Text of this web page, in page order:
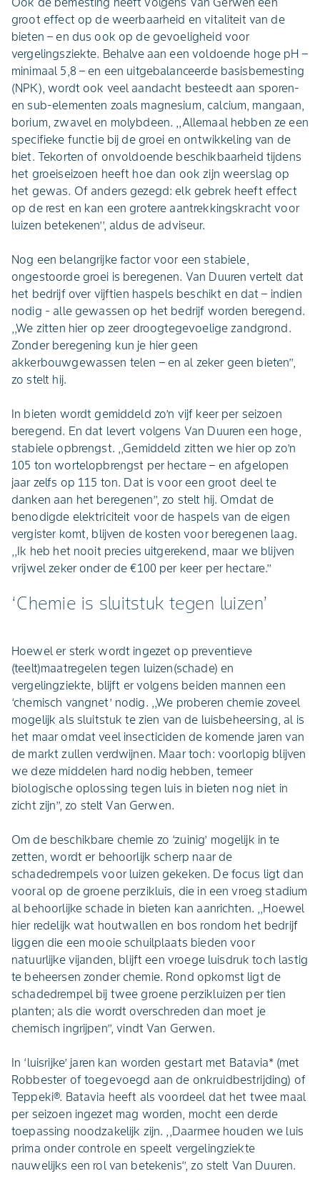
groot effect op de weerbaarheid en vitaliteit van de
bieten – en dus ook op de gevoeligheid voor
vergelingsziekte. Behalve aan een voldoende hoge pH –
minimaal 5,8 – en een uitgebalanceerde basisbemesting
(NPK), wordt ook veel aandacht besteedt aan sporen-
en sub-elementen zoals magnesium, calcium, mangaan,
borium, zwavel en molybdeen. ,,Allemaal hebben ze een
specifieke functie bij de groei en ontwikkeling van de
biet. Tekorten of onvoldoende beschikbaarheid tijdens
het groeiseizoen heeft hoe dan ook zijn weerslag op
het gewas. Of anders gezegd: elk gebrek heeft effect
op de rest en kan een grotere aantrekkingskracht voor
luizen betekenen’’, aldus de adviseur.
Nog een belangrijke factor voor een stabiele,
ongestoorde groei is beregenen. Van Duuren vertelt dat
het bedrijf over vijftien haspels beschikt en dat – indien
nodig - alle gewassen op het bedrijf worden beregend.
,,We zitten hier op zeer droogtegevoelige zandgrond.
Zonder beregening kun je hier geen
akkerbouwgewassen telen – en al zeker geen bieten’’,
zo stelt hij.
In bieten wordt gemiddeld zo’n vijf keer per seizoen
beregend. En dat levert volgens Van Duuren een hoge,
stabiele opbrengst. ,,Gemiddeld zitten we hier op zo’n
105 ton wortelopbrengst per hectare – en afgelopen
jaar zelfs op 115 ton. Dat is voor een groot deel te
danken aan het beregenen’’, zo stelt hij. Omdat de
benodigde elektriciteit voor de haspels van de eigen
vergister komt, blijven de kosten voor beregenen laag.
,,Ik heb het nooit precies uitgerekend, maar we blijven
vrijwel zeker onder de €100 per keer per hectare.’’
‘Chemie is sluitstuk tegen luizen’
Hoewel er sterk wordt ingezet op preventieve
(teelt)maatregelen tegen luizen(schade) en
vergelingziekte, blijft er volgens beiden mannen een
‘chemisch vangnet’ nodig. ,,We proberen chemie zoveel
mogelijk als sluitstuk te zien van de luisbeheersing, al is
het maar omdat veel insecticiden de komende jaren van
de markt zullen verdwijnen. Maar toch: voorlopig blijven
we deze middelen hard nodig hebben, temeer
biologische oplossing tegen luis in bieten nog niet in
zicht zijn’’, zo stelt Van Gerwen.
Om de beschikbare chemie zo ‘zuinig’ mogelijk in te
zetten, wordt er behoorlijk scherp naar de
schadedrempels voor luizen gekeken. De focus ligt dan
vooral op de groene perzikluis, die in een vroeg stadium
al behoorlijke schade in bieten kan aanrichten. ,,Hoewel
hier redelijk wat houtwallen en bos rondom het bedrijf
liggen die een mooie schuilplaats bieden voor
natuurlijke vijanden, blijft een vroege luisdruk toch lastig
te beheersen zonder chemie. Rond opkomst ligt de
schadedrempel bij twee groene perzikluizen per tien
planten; als die wordt overschreden dan moet je
chemisch ingrijpen’’, vindt Van Gerwen.
In ‘luisrijke’ jaren kan worden gestart met Batavia* (met
Robbester of toegevoegd aan de onkruidbestrijding) of
Teppeki®. Batavia heeft als voordeel dat het twee maal
per seizoen ingezet mag worden, mocht een derde
toepassing noodzakelijk zijn. ,,Daarmee houden we luis
prima onder controle en speelt vergelingziekte
nauwelijks een rol van betekenis‘’, zo stelt Van Duuren.